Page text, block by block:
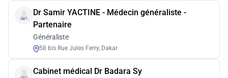
Dr Samir YACTINE - Médecin généraliste -
Partenaire
Généraliste
58 bis Rue Jules Ferry, Dakar
Cabinet médical Dr Badara Sy